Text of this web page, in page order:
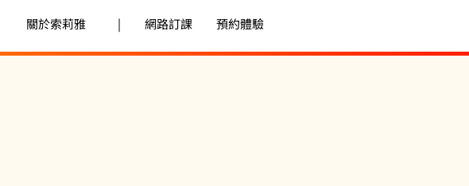
關於索莉雅 | 網路訂課 預約體驗